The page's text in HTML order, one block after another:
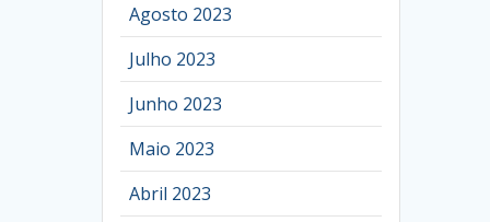
Agosto 2023
Julho 2023
Junho 2023
Maio 2023
Abril 2023